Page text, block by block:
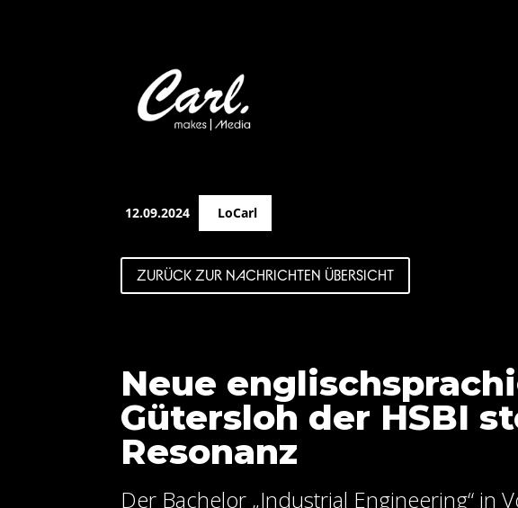
12.09.2024 LoCarl
ZURÜCK ZUR NACHRICHTEN ÜBERSICHT
Neue
Gütersloh der HSBI
Resonanz
Der Bachelor „Industrial Engineering“ in